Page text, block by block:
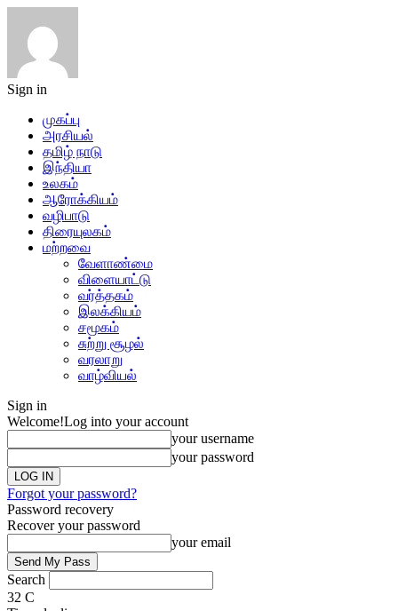
Sign in
முகப்பு
அரசியல்
தமிழ் நாடு
இந்தியா
உலகம்
ஆரோக்கியம்
வழிபாடு
திரையுலகம்
மற்றவை
வேளாண்மை
விளையாட்டு
வர்த்தகம்
இலக்கியம்
சமூகம்
சுற்று சூழல்
வரலாறு
வாழ்வியல்
Sign in
Welcome!Log into your account
your username
your password
Forgot your password?
Password recovery
Recover your password
your email
Search
32 C